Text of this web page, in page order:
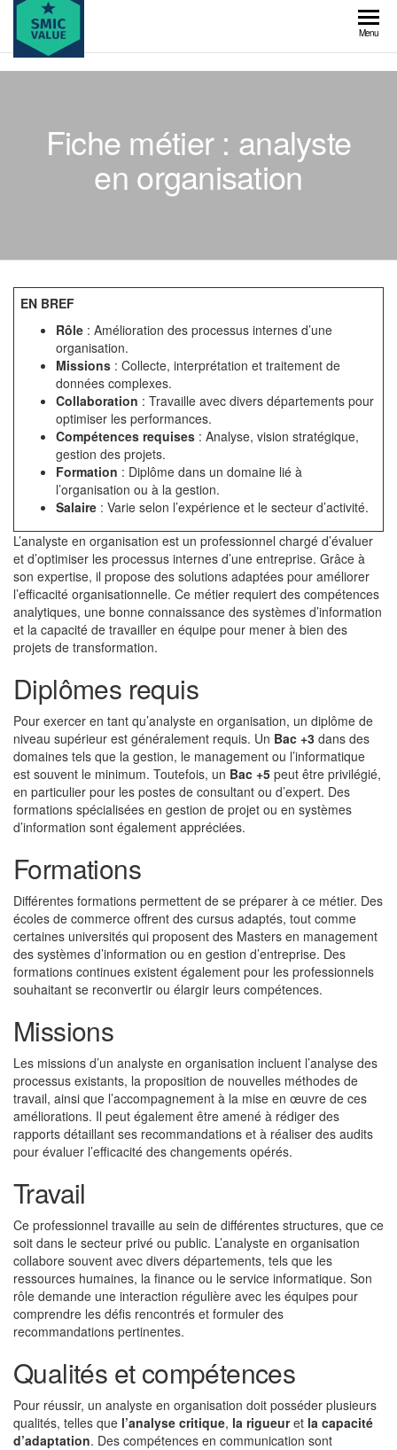
Skip
the
content
value
Menu
Fiche métier : analyste
en organisation
EN BREF
Rôle : Amélioration des processus internes d’une
organisation.
Missions : Collecte, interprétation et traitement de
données complexes.
Collaboration : Travaille avec divers départements pour
optimiser les performances.
Compétences requises : Analyse, vision stratégique,
gestion des projets.
Formation : Diplôme dans un domaine lié à
l’organisation ou à la gestion.
Salaire : Varie selon l’expérience et le secteur d’activité.
L’analyste en organisation est un professionnel chargé d’évaluer
et d’optimiser les processus internes d’une entreprise. Grâce à
son expertise, il propose des solutions adaptées pour améliorer
l’efficacité organisationnelle. Ce métier requiert des compétences
analytiques, une bonne connaissance des systèmes d’information
et la capacité de travailler en équipe pour mener à bien des
projets de transformation.
Diplômes requis
Pour exercer en tant qu’analyste en organisation, un diplôme de
niveau supérieur est généralement requis. Un Bac +3 dans des
domaines tels que la gestion, le management ou l’informatique
est souvent le minimum. Toutefois, un Bac +5 peut être privilégié,
en particulier pour les postes de consultant ou d’expert. Des
formations spécialisées en gestion de projet ou en systèmes
d’information sont également appréciées.
Formations
Différentes formations permettent de se préparer à ce métier. Des
écoles de commerce offrent des cursus adaptés, tout comme
certaines universités qui proposent des Masters en management
des systèmes d’information ou en gestion d’entreprise. Des
formations continues existent également pour les professionnels
souhaitant se reconvertir ou élargir leurs compétences.
Missions
Les missions d’un analyste en organisation incluent l’analyse des
processus existants, la proposition de nouvelles méthodes de
travail, ainsi que l’accompagnement à la mise en œuvre de ces
améliorations. Il peut également être amené à rédiger des
rapports détaillant ses recommandations et à réaliser des audits
pour évaluer l’efficacité des changements opérés.
Travail
Ce professionnel travaille au sein de différentes structures, que ce
soit dans le secteur privé ou public. L’analyste en organisation
collabore souvent avec divers départements, tels que les
ressources humaines, la finance ou le service informatique. Son
rôle demande une interaction régulière avec les équipes pour
comprendre les défis rencontrés et formuler des
recommandations pertinentes.
Qualités et compétences
Pour réussir, un analyste en organisation doit posséder plusieurs
qualités, telles que l’analyse critique, la rigueuret la capacité
d’adaptation. Des compétences en communication sont